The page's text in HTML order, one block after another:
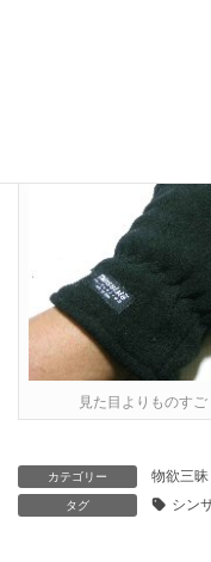
見た目よりものすご
カテゴリー 物欲三昧
タグ シン